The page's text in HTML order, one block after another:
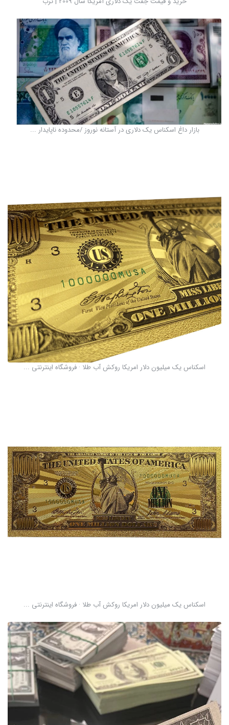
بازار داغ اسکناس یک دلاری در آستانه نوروز /محدوده ناپایدار ...
اسکناس یک میلیون دلار امریکا روکش آب طلا · فروشگاه اینترنتی ...
اسکناس یک میلیون دلار امریکا روکش آب طلا · فروشگاه اینترنتی ...